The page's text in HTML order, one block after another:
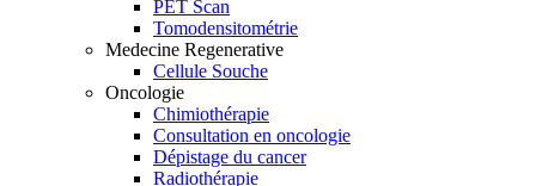
PET Scan
Tomodensitométrie
Medecine Regenerative
Cellule Souche
Oncologie
Chimiothérapie
Consultation en oncologie
Dépistage du cancer
Radiothérapie